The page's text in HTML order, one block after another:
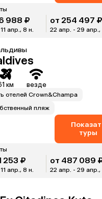
988 ₽
апр., 8 н.
от 254 497
22 апр. - 29 апр.,
км везде
отелей Crown&Champa
пляж
туры
253 ₽
апр., 8 н.
от 487 089
22 апр. - 29 апр.,